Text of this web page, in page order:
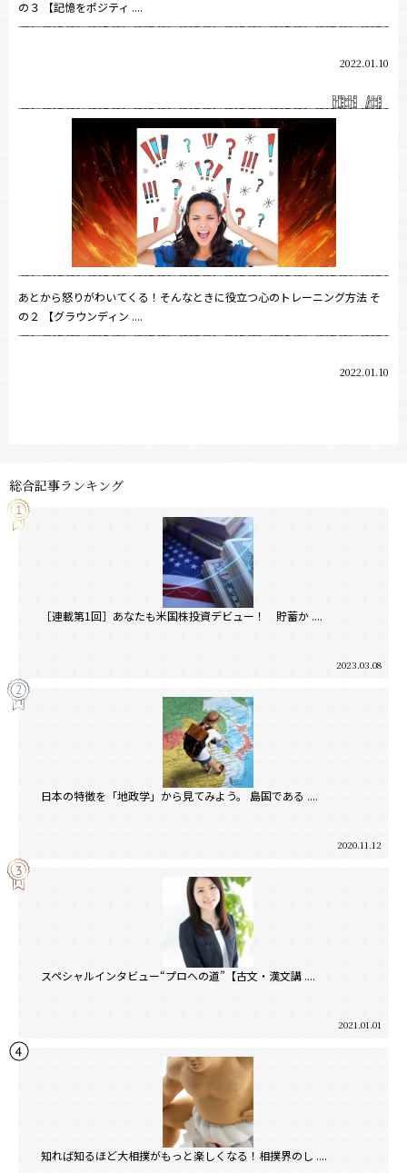
の３ 【記憶をポジティ ....
2022.01.10
あとから怒りがわいてくる！そんなときに役立つ心のトレーニング方法 そ
の２ 【グラウンディン ....
2022.01.10
総合記事ランキング
［連載第1回］あなたも米国株投資デビュー！ 貯蓄か ....
2023.03.08
日本の特徴を「地政学」から見てみよう。 島国である ....
2020.11.12
スペシャルインタビュー“プロへの道”【古文・漢文講 ....
2021.01.01
知れば知るほど大相撲がもっと楽しくなる！相撲界のし ....